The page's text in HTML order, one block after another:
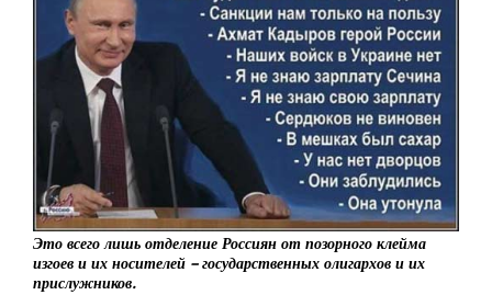
Это всего лишь отделение Россиян от позорного клейма
изгоев и их носителей – государственных олигархов и их
прислужников.